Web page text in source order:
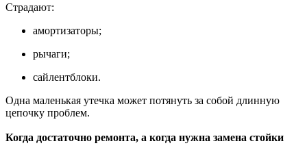
Страдают:
амортизаторы;
рычаги;
сайлентблоки.
Одна маленькая утечка может потянуть за собой длинную
цепочку проблем.
Когда достаточно ремонта, а когда нужна замена стойки